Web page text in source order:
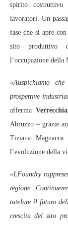
spirito costruttivo
lavoratori. Un
fase che si apre
sito produttivo
l’occupazione della
«Auspichiamo
prospettive
afferma
Abruzzo – grazie
Tiziana
l’evoluzione della
«LFoundry
regione.
tutelare il futuro
crescita del sito